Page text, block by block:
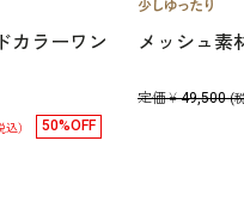
カラーワン
込） 50%OFF
メッシュ素
定価￥49,500 (